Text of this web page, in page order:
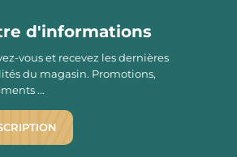
d'informations
vous et recevez les dernières
du magasin. Promotions,
...